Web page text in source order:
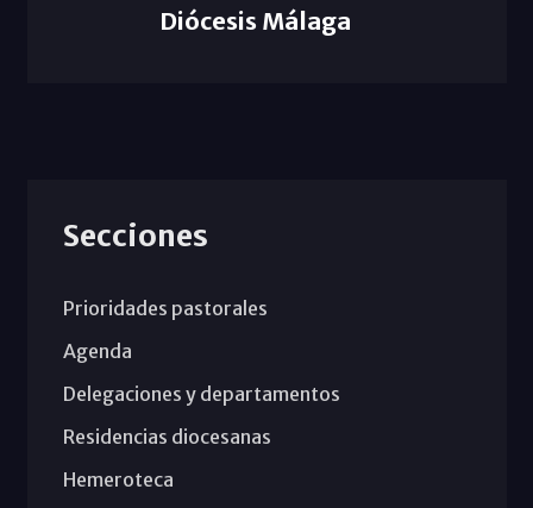
Diócesis Málaga
Secciones
Prioridades pastorales
Agenda
Delegaciones y departamentos
Residencias diocesanas
Hemeroteca